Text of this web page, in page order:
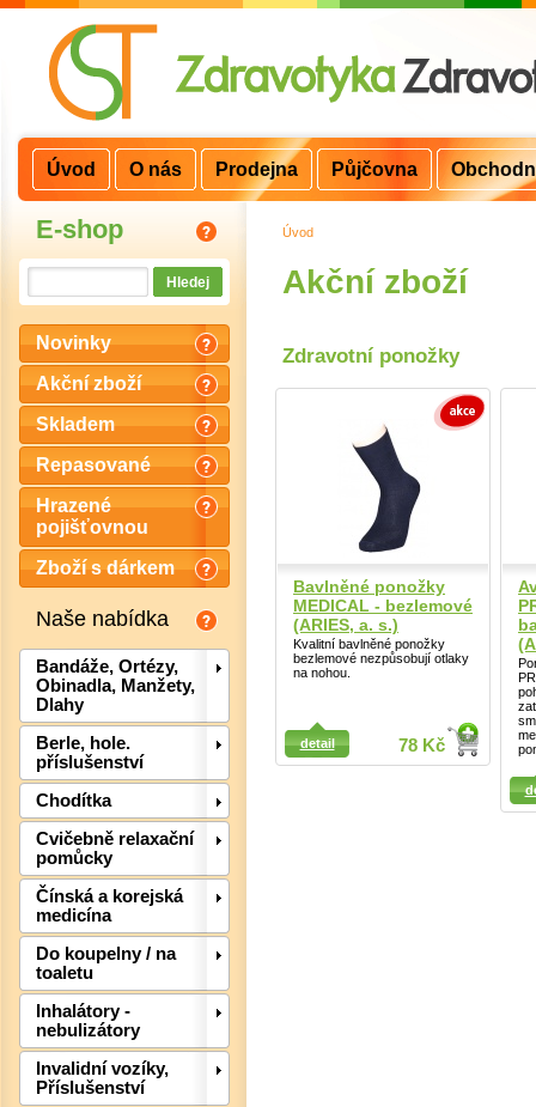
E-shop
Novinky
Akční zboží
Skladem
Repasované
Hrazené
pojišťovnou
Zboží s dárkem
Naše nabídka
Bandáže, Ortézy,
Obinadla, Manžety,
Dlahy
Berle, hole.
příslušenství
Chodítka
Cvičebně relaxační
pomůcky
Čínská a korejská
medicína
Do koupelny / na
toaletu
Inhalátory -
nebulizátory
Invalidní vozíky,
Příslušenství
Úvod
Akční zboží
Zdravotní ponožky
Bavlněné ponožky
MEDICAL - bezlemové
(ARIES, a. s.)
Kvalitní bavlněné ponožky
bezlemové nezpůsobují otlaky
na nohou.
78 Kč
detail
Úvod O nás Prodejna Půjčovna